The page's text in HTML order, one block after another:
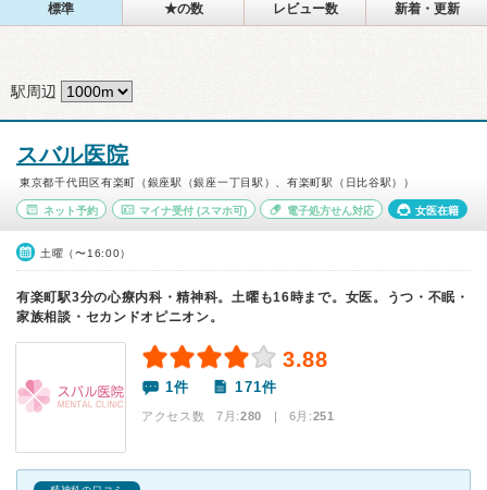
標準 ★の数 レビュー数 新着・更新
駅周辺
スバル医院
東京都千代田区有楽町（銀座駅（銀座一丁目駅）、有楽町駅（日比谷駅））
ネット予約 マイナ受付(スマホ可) 電子処方せん対応 女医在籍
土曜（〜16:00）
有楽町駅3分の心療内科・精神科。土曜も16時まで。女医。うつ・不眠・
家族相談・セカンドオピニオン。
3.88
1件 171件
アクセス数 7月:280 | 6月:251